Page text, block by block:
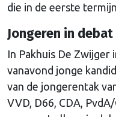
die in de eerste
Jongeren in debat
In Pakhuis De Zwijger
vanavond jonge
van de jongerentak
VVD, D66, CDA,